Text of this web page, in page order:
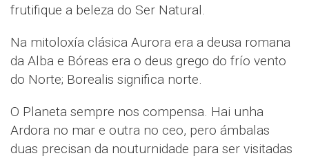
frutifique a beleza do Ser Natural.
Na mitoloxía clásica Aurora era a deusa romana
da Alba e Bóreas era o deus grego do frío vento
do Norte; Borealis significa norte.
O Planeta sempre nos compensa. Hai unha
Ardora no mar e outra no ceo, pero ámbalas
duas precisan da nouturnidade para ser visitadas